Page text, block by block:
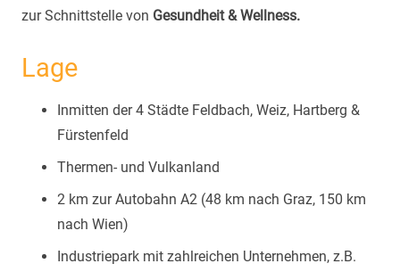
zur Schnittstelle von Gesundheit & Wellness.
Lage
Inmitten der 4 Städte Feldbach, Weiz, Hartberg &
Fürstenfeld
Thermen- und Vulkanland
2 km zur Autobahn A2 (48 km nach Graz, 150 km
nach Wien)
Industriepark mit zahlreichen Unternehmen, z.B.